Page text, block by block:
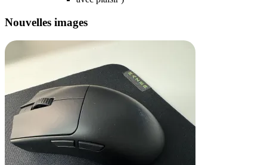
Nouvelles images